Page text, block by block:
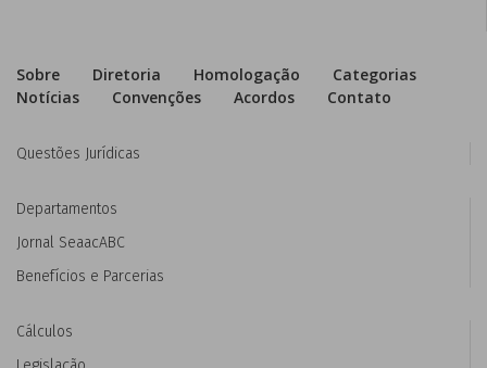
Sobre Diretoria Homologação
Categorias
Notícias
Convenções Acordos Contato
Questões Jurídicas
Departamentos
Jornal SeaacABC
Benefícios e Parcerias
Cálculos